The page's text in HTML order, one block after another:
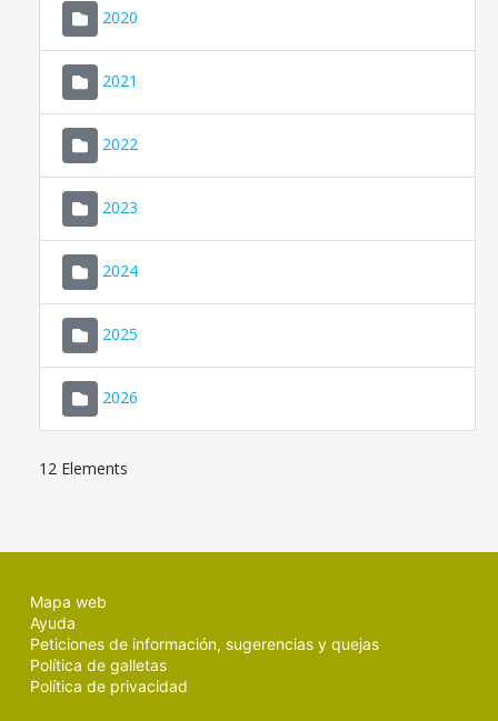
2020
2021
2022
2023
2024
2025
2026
12 Elements
Mapa web
Ayuda
Peticiones de información, sugerencias y quejas
Política de galletas
Política de privacidad